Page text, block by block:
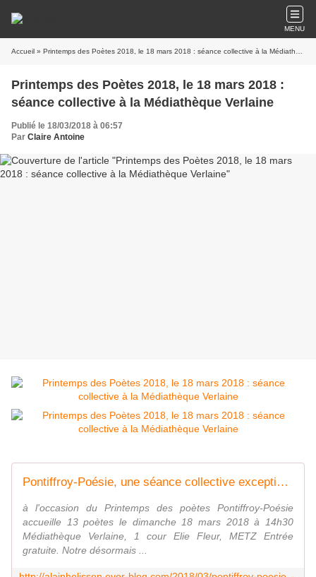
MENU
Accueil » Printemps des Poètes 2018, le 18 mars 2018 : séance collective à la Médiathèque Verlaine
Printemps des Poètes 2018, le 18 mars 2018 :
séance collective à la Médiathèque Verlaine
Publié le 18/03/2018 à 06:57
Par Claire Antoine
Pontiffroy-Poésie, une séance collective exceptionnelle le 18 mars prochain - Le blog de Alain Helissen-Poésie
à l'occasion du Printemps des poètes Pontiffroy-Poésie
accueille 13 poètes le dimanche 18 mars 2018 à 14h30
Médiathèque Verlaine, 1 cour Elie Fleur, METZ Entrée
gratuite. Notre désormais ...